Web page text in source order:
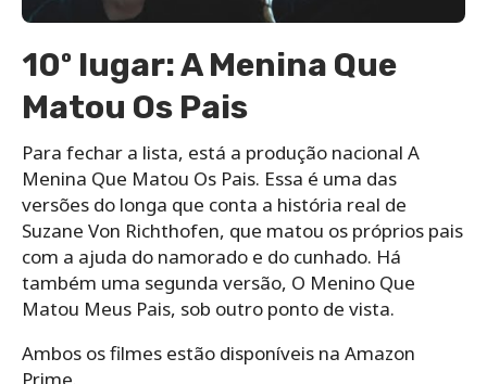
10º lugar: A Menina Que
Matou Os Pais
Para fechar a lista, está a produção nacional A
Menina Que Matou Os Pais. Essa é uma das
versões do longa que conta a história real de
Suzane Von Richthofen, que matou os próprios pais
com a ajuda do namorado e do cunhado. Há
também uma segunda versão, O Menino Que
Matou Meus Pais, sob outro ponto de vista.
Ambos os filmes estão disponíveis na Amazon